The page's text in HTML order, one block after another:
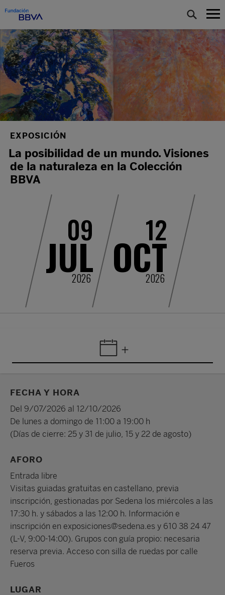
EXPOSICIÓN
La posibilidad de un mundo. Visiones
de la naturaleza en la Colección
BBVA
09
JUL
2026
12
OCT
2026
+
FECHA Y HORA
Del 9/07/2026 al 12/10/2026
De lunes a domingo de 11:00 a 19:00 h
(Días de cierre: 25 y 31 de julio, 15 y 22 de agosto)
AFORO
Entrada libre
Visitas guiadas gratuitas en castellano, previa
inscripción, gestionadas por Sedena los miércoles a las
17:30 h. y sábados a las 12:00 h. Información e
inscripción en exposiciones@sedena.es y 610 38 24 47
(L-V, 9:00-14:00). Grupos con guía propio: necesaria
reserva previa. Acceso con silla de ruedas por calle
Fueros
LUGAR